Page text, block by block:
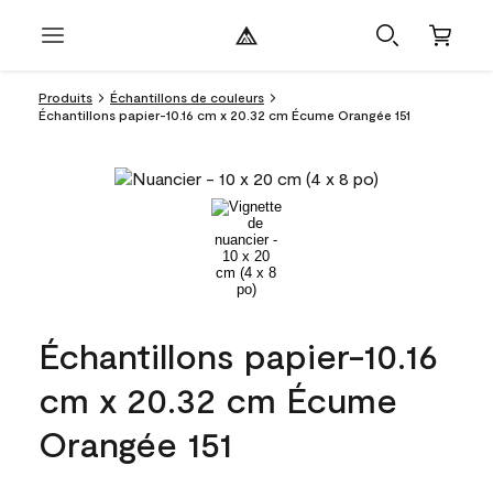
Produits
Échantillons de couleurs
Échantillons papier-10.16 cm x 20.32 cm Écume Orangée 151
Échantillons papier-10.16
cm x 20.32 cm Écume
Orangée 151